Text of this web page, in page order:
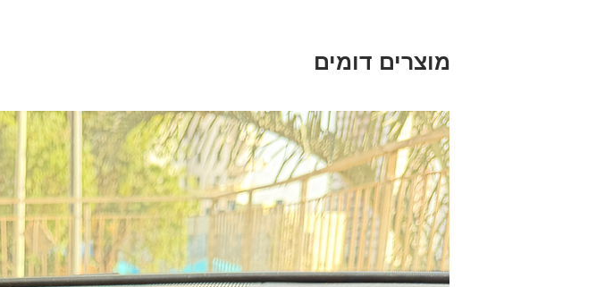
מוצרים דומים